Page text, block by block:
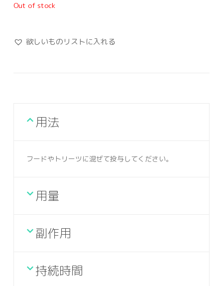
Out of stock
欲しいものリストに入れる
用法
フードやトリーツに混ぜて投与してください。
用量
副作用
持続時間